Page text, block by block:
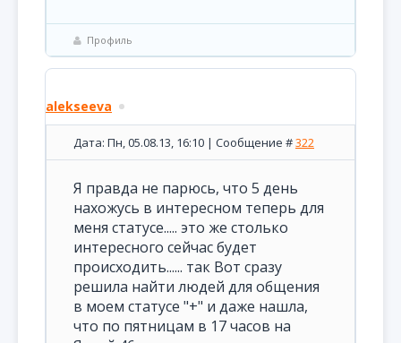
Профиль
alekseeva
Дата: Пн, 05.08.13, 16:10 | Сообщение #322
Я правда не парюсь, что 5 день
нахожусь в интересном теперь для
меня статусе..... это же столько
интересного сейчас будет
происходить...... так Вот сразу
решила найти людей для общения
в моем статусе "+" и даже нашла,
что по пятницам в 17 часов на